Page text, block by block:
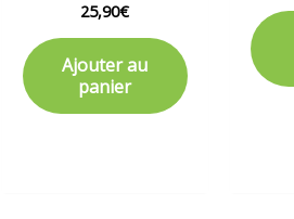
25,90€
Ajouter au
panier